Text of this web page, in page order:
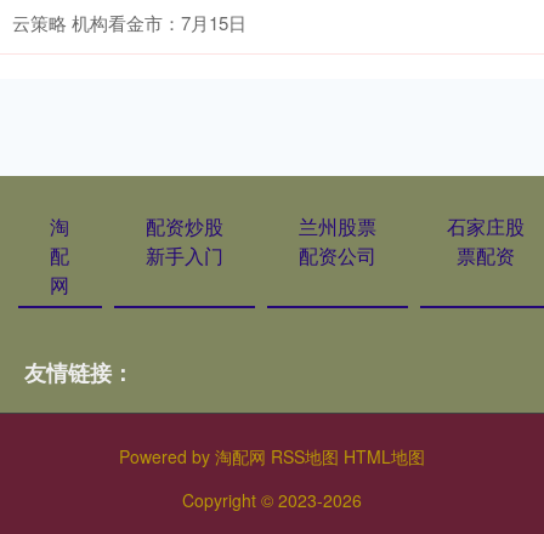
云策略 机构看金市：7月15日
淘
配
网
配资炒股
新手入门
兰州股票
配资公司
石家庄股
票配资
友情链接：
Powered by 淘配网 RSS地图 HTML地图
Copyright © 2023-2026